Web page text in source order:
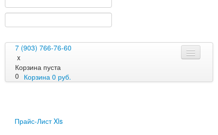
7 (903) 766-76-60
x
Корзина пуста
0 Корзина 0 руб.
Перезарядка ОП
Прайс-Лист Xls